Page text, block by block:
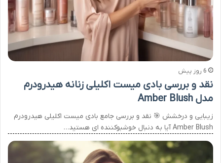
6 روز پیش
نقد و بررسی بادی میست اکلیلی زنانه هیدرودرم
مدل Amber Blush
زیبایی و درخشش 🎯 نقد و بررسی جامع بادی میست اکلیلی هیدرودرم
Amber Blush آیا به دنبال خوشبوکننده ای هستید…